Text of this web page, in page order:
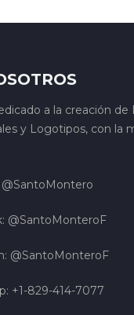
a la creación de
y Logotipos, con la
@SantoMontero
@SantoMonteroF
@SantoMonteroF
+1-829-414-7077